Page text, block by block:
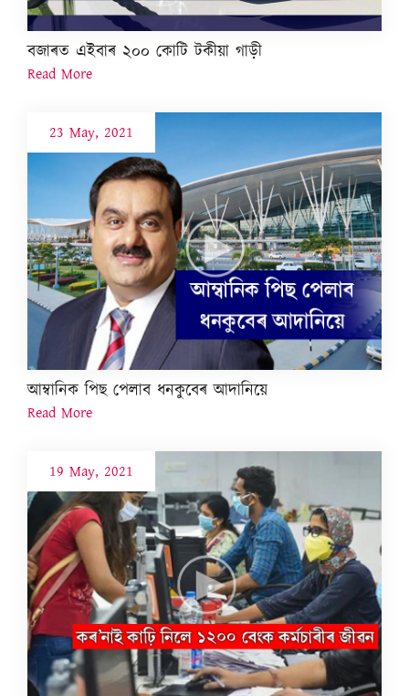
বজাৰত এইবাৰ ২০০ কোটি টকীয়া গাড়ী
Read More
23 May, 2021
আম্বানিক পিছ পেলাব ধনকুবেৰ আদানিয়ে
Read More
19 May, 2021